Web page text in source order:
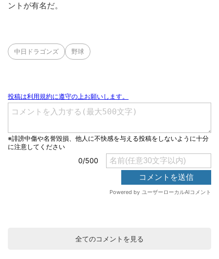
ントが有名だ。
中日ドラゴンズ 野球
全てのコメントを見る